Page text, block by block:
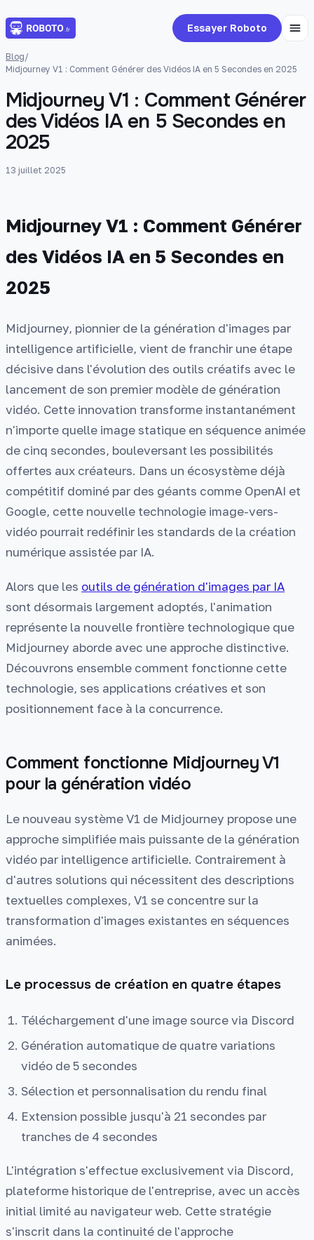
Essayer Roboto
Blog/
Midjourney V1 : Comment Générer des Vidéos IA en 5 Secondes en 2025
Midjourney V1 : Comment Générer
des Vidéos IA en 5 Secondes en
2025
13 juillet 2025
Midjourney V1 : Comment Générer
des Vidéos IA en 5 Secondes en
2025
Midjourney, pionnier de la génération d'images par
intelligence artificielle, vient de franchir une étape
décisive dans l'évolution des outils créatifs avec le
lancement de son premier modèle de génération
vidéo. Cette innovation transforme instantanément
n'importe quelle image statique en séquence animée
de cinq secondes, bouleversant les possibilités
offertes aux créateurs. Dans un écosystème déjà
compétitif dominé par des géants comme OpenAI et
Google, cette nouvelle technologie image-vers-
vidéo pourrait redéfinir les standards de la création
numérique assistée par IA.
Alors que les outils de génération d'images par IA
sont désormais largement adoptés, l'animation
représente la nouvelle frontière technologique que
Midjourney aborde avec une approche distinctive.
Découvrons ensemble comment fonctionne cette
technologie, ses applications créatives et son
positionnement face à la concurrence.
Comment fonctionne Midjourney V1
pour la génération vidéo
Le nouveau système V1 de Midjourney propose une
approche simplifiée mais puissante de la génération
vidéo par intelligence artificielle. Contrairement à
d'autres solutions qui nécessitent des descriptions
textuelles complexes, V1 se concentre sur la
transformation d'images existantes en séquences
animées.
Le processus de création en quatre étapes
Téléchargement d'une image source via Discord
Génération automatique de quatre variations
vidéo de 5 secondes
Sélection et personnalisation du rendu final
Extension possible jusqu'à 21 secondes par
tranches de 4 secondes
L'intégration s'effectue exclusivement via Discord,
plateforme historique de l'entreprise, avec un accès
initial limité au navigateur web. Cette stratégie
s'inscrit dans la continuité de l'approche